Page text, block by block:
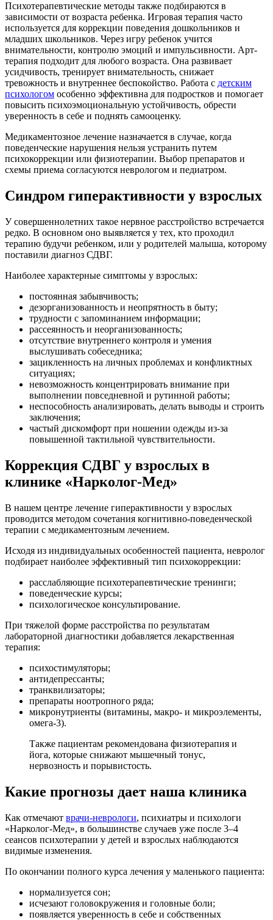
Психотерапевтические методы также подбираются в
зависимости от возраста ребенка. Игровая терапия часто
используется для коррекции поведения дошкольников и
младших школьников. Через игру ребенок учится
внимательности, контролю эмоций и импульсивности. Арт-
терапия подходит для любого возраста. Она развивает
усидчивость, тренирует внимательность, снижает
тревожность и внутреннее беспокойство. Работа с детским
психологом особенно эффективна для подростков и помогает
повысить психоэмоциональную устойчивость, обрести
уверенность в себе и поднять самооценку.
Медикаментозное лечение назначается в случае, когда
поведенческие нарушения нельзя устранить путем
психокоррекции или физиотерапии. Выбор препаратов и
схемы приема согласуются неврологом и педиатром.
Синдром гиперактивности у взрослых
У совершеннолетних такое нервное расстройство встречается
редко. В основном оно выявляется у тех, кто проходил
терапию будучи ребенком, или у родителей малыша, которому
поставили диагноз СДВГ.
Наиболее характерные симптомы у взрослых:
постоянная забывчивость;
дезорганизованность и неопрятность в быту;
трудности с запоминанием информации;
рассеянность и неорганизованность;
отсутствие внутреннего контроля и умения
выслушивать собеседника;
зацикленность на личных проблемах и конфликтных
ситуациях;
невозможность концентрировать внимание при
выполнении повседневной и рутинной работы;
неспособность анализировать, делать выводы и строить
заключения;
частый дискомфорт при ношении одежды из-за
повышенной тактильной чувствительности.
Коррекция СДВГ у взрослых в
клинике «Нарколог-Мед»
В нашем центре лечение гиперактивности у взрослых
проводится методом сочетания когнитивно-поведенческой
терапии с медикаментозным лечением.
Исходя из индивидуальных особенностей пациента, невролог
подбирает наиболее эффективный тип психокоррекции:
расслабляющие психотерапевтические тренинги;
поведенческие курсы;
психологическое консультирование.
При тяжелой форме расстройства по результатам
лабораторной диагностики добавляется лекарственная
терапия:
психостимуляторы;
антидепрессанты;
транквилизаторы;
препараты ноотропного ряда;
микронутриенты (витамины, макро- и микроэлементы,
омега-3).
Также пациентам рекомендована физиотерапия и
йога, которые снижают мышечный тонус,
нервозность и порывистость.
Какие прогнозы дает наша клиника
Как отмечают врачи-неврологи, психиатры и психологи
«Нарколог-Мед», в большинстве случаев уже после 3–4
сеансов психотерапии у детей и взрослых наблюдаются
видимые изменения.
По окончании полного курса лечения у маленького пациента:
нормализуется сон;
исчезают головокружения и головные боли;
появляется уверенность в себе и собственных